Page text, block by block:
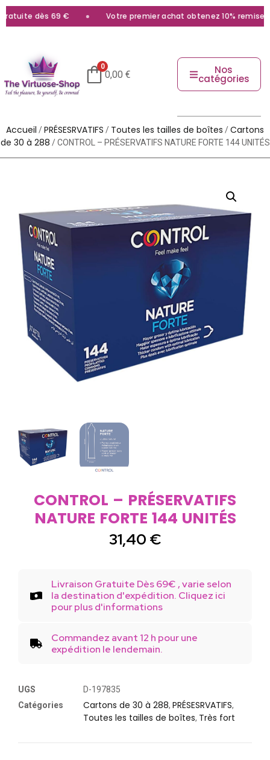
dès 69 € Votre premier achat obtenez 10% remise
0
0,00 € Nos
catégories
Accueil /PRÉSESRVATIFS / Toutes les tailles de boîtes /Cartons
de 30 à 288 / CONTROL – PRÉSERVATIFS NATURE FORTE 144 UNITÉS
CONTROL – PRÉSERVATIFS
NATURE FORTE 144 UNITÉS
31,40 €
Livraison Gratuite Dès 69€ , varie selon
la destination d'expédition. Cliquez ici
pour plus d'informations
Commandez avant 12 h pour une
expédition le lendemain.
UGS
D-197835
Catégories
Cartons de 30 à 288, PRÉSESRVATIFS,
Toutes les tailles de boîtes, Très fort